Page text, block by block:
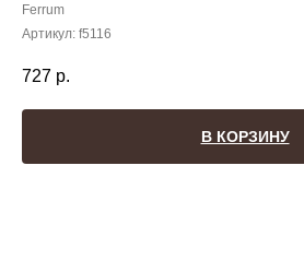
Ferrum
Артикул: f5116
727 р.
В КОРЗИНУ